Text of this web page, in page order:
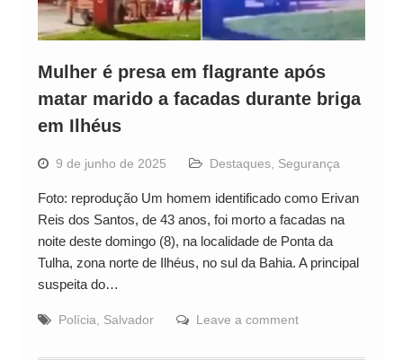
Mulher é presa em flagrante após
matar marido a facadas durante briga
em Ilhéus
9 de junho de 2025 Destaques, Segurança
Foto: reprodução Um homem identificado como Erivan
Reis dos Santos, de 43 anos, foi morto a facadas na
noite deste domingo (8), na localidade de Ponta da
Tulha, zona norte de Ilhéus, no sul da Bahia. A principal
suspeita do…
Polícia Salvador Leave a comment